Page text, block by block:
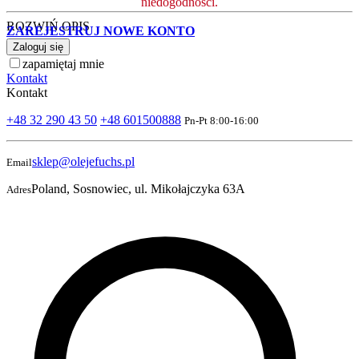
ROZWIŃ OPIS
ZAREJESTRUJ NOWE KONTO
Zaloguj się
zapamiętaj mnie
Kontakt
Kontakt
+48 32 290 43 50 +48 601500888 Pn-Pt 8:00-16:00
Emailsklep@olejefuchs.pl
AdresPoland, Sosnowiec, ul. Mikołajczyka 63A